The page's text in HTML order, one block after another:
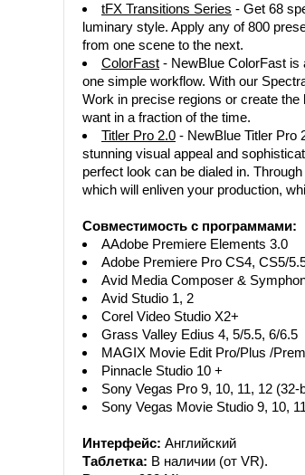
tFX Transitions Series - Get 68
luminary style. Apply any of 800
from one scene to the next.
ColorFast - NewBlue ColorFast is
one simple workflow. With our
Work in precise regions or create
want in a fraction of the time.
Titler Pro 2.0 - NewBlue Titler Pro
stunning visual appeal and
perfect look can be dialed in.
which will enliven your production,
Совместимость с программами:
AAdobe Premiere Elements 3.0
Adobe Premiere Pro CS4, CS5/
Avid Media Composer &
Avid Studio 1, 2
Corel Video Studio X2+
Grass Valley Edius 4, 5/5.5, 6/6.5
MAGIX Movie Edit Pro/Plus /
Pinnacle Studio 10 +
Sony Vegas Pro 9, 10, 11, 12
Sony Vegas Movie Studio 9, 10,
Интерфейс: Английский
Таблетка: В наличии (oт VR).